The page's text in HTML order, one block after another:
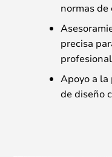
normas
precisa
Apoyo a
de diseño